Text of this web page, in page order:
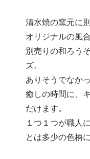
清水焼の窯元に
オリジナルの風
別売りの和ろう
ズ。
ありそうでなか
癒しの時間に、
だけます。
１つ１つが職人
とは多少の色柄